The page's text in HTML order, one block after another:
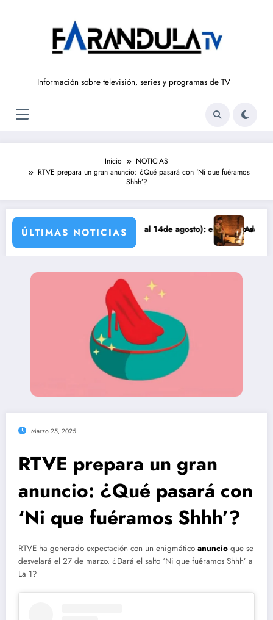
Información sobre televisión, series y programas de TV
Inicio
NOTICIAS
RTVE prepara un gran anuncio: ¿Qué pasará con ‘Ni que fuéramos
Shhh’?
ÚLTIMAS NOTICIAS
DE LIBERTAD’ (del 10 al 14de agosto): el secreto de Tasio sale a
Avance VALLE
Marzo 25, 2025
RTVE prepara un gran
anuncio: ¿Qué pasará con
‘Ni que fuéramos Shhh’?
RTVE ha generado expectación con un enigmático anuncio que se
desvelará el 27 de marzo. ¿Dará el salto ‘Ni que fuéramos Shhh’ a
La 1?